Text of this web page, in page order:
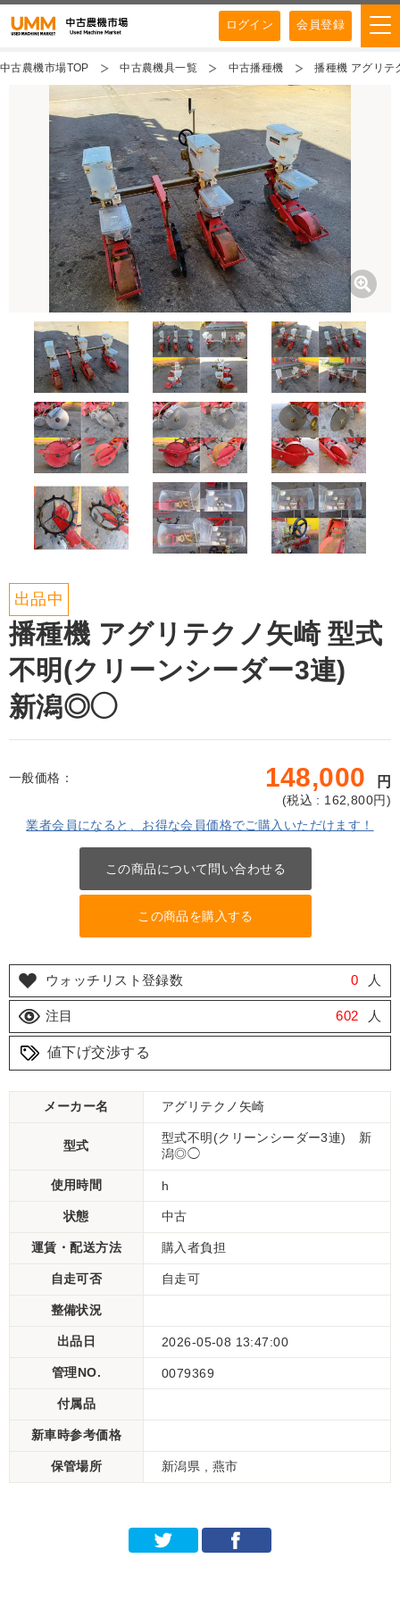
ログイン 会員登録
中古農機市場TOP 中古農機具一覧 中古播種機 播種機 アグリ
出品中
播種機 アグリテクノ矢崎 型式
不明(クリーンシーダー3連)
新潟◎◯
一般価格： 148,000 円
(税込 : 162,800円)
業者会員になると、お得な会員価格でご購入いただけます！
この商品について問い合わせる
この商品を購入する
ウォッチリスト登録数 0 人
注目 602 人
値下げ交渉する
メーカー名 アグリテクノ矢崎
型式
型式不明(クリーンシーダー3連) 新
潟◎◯
使用時間 h
状態 中古
運賃・配送方法 購入者負担
自走可否 自走可
整備状況
出品日 2026-05-08 13:47:00
管理NO. 0079369
付属品
新車時参考価格
保管場所 新潟県 , 燕市